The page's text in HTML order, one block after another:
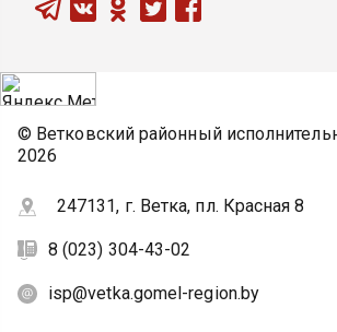
© Ветковский районный
2026
247131, г. Ветка, пл. Красная 8
8 (023) 304-43-02
isp@vetka.gomel-region.by